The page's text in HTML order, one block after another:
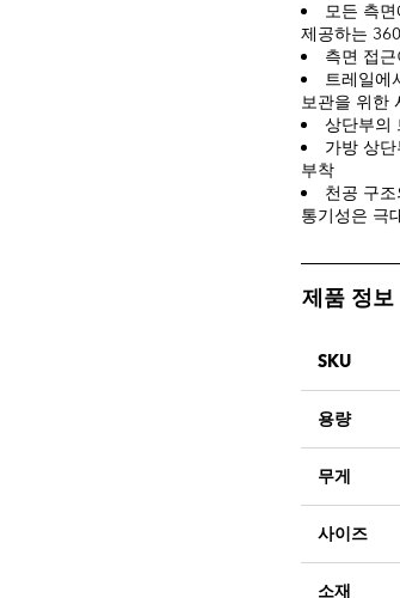
모든 측
제공하는
측면 접
트레일에
보관을 위한
상단부의
가방 상
부착
천공 구
통기성은 극
제품 정보
SKU
용량
무게
사이즈
소재